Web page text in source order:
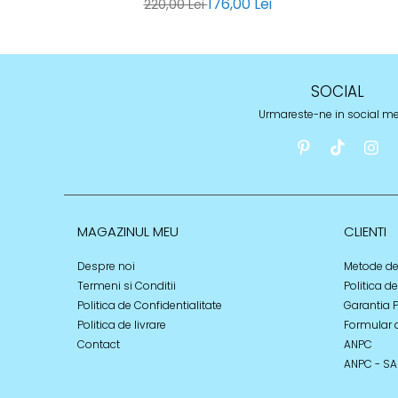
220,00 Lei176,00 Lei
SOCIAL
Urmareste-ne in social
MAGAZINUL MEU
Despre noi
Termeni si Conditii
Politica de Confidentialitate
Politica de livrare
Contact
CLIENTI
Metode
Politica
Garantia
Formular
ANPC
ANPC -